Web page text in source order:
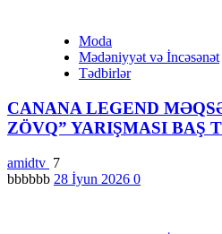
Moda
Mədəniyyət və İncəsənət
Tədbirlər
CANANA LEGEND
ZÖVQ” YARIŞMASI BAŞ
amidtv 7
bbbbbb 28 İyun 2026 0